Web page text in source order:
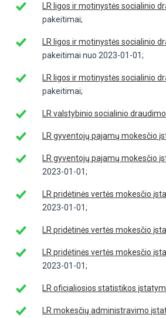
LR ligos ir motinystės socialinio
pakeitimai;
LR ligos ir motinystės socialinio
pakeitimai nuo 2023-01-01;
LR ligos ir motinystės socialinio
pakeitimai;
LR valstybinio socialinio
LR gyventojų pajamų mokesčio
LR gyventojų pajamų mokesčio
2023-01-01;
LR pridėtinės vertės mokesčio
2023-01-01;
LR pridėtinės vertės mokesčio
LR pridėtinės vertės mokesčio
2023-01-01;
LR oficialiosios statistikos
LR mokesčių administravimo